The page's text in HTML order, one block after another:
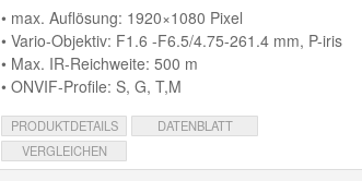
• max. Auflösung: 1920×1080 Pixel
• Vario-Objektiv: F1.6 -F6.5/4.75-261.4 mm, P-iris
• Max. IR-Reichweite: 500 m
• ONVIF-Profile: S, G, T,M
PRODUKTDETAILS
DATENBLATT
VERGLEICHEN